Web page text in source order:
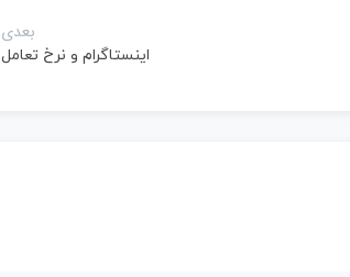
بعدی
اینستاگرام و نرخ تعامل